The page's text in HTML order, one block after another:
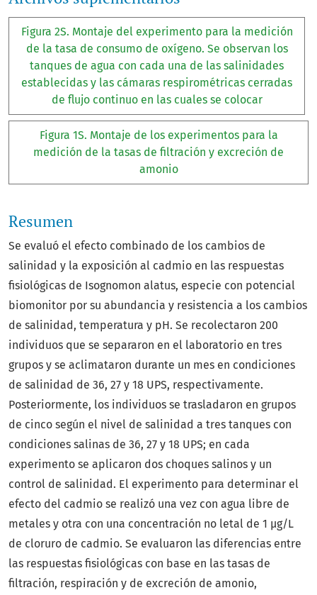
Figura 2S. Montaje del experimento para la medición
de la tasa de consumo de oxígeno. Se observan los
tanques de agua con cada una de las salinidades
establecidas y las cámaras respirométricas cerradas
de flujo continuo en las cuales se colocar
Figura 1S. Montaje de los experimentos para la
medición de la tasas de filtración y excreción de
amonio
Resumen
Se evaluó el efecto combinado de los cambios de
salinidad y la exposición al cadmio en las respuestas
fisiológicas de Isognomon alatus, especie con potencial
biomonitor por su abundancia y resistencia a los cambios
de salinidad, temperatura y pH. Se recolectaron 200
individuos que se separaron en el laboratorio en tres
grupos y se aclimataron durante un mes en condiciones
de salinidad de 36, 27 y 18 UPS, respectivamente.
Posteriormente, los individuos se trasladaron en grupos
de cinco según el nivel de salinidad a tres tanques con
condiciones salinas de 36, 27 y 18 UPS; en cada
experimento se aplicaron dos choques salinos y un
control de salinidad. El experimento para determinar el
efecto del cadmio se realizó una vez con agua libre de
metales y otra con una concentración no letal de 1 μg/L
de cloruro de cadmio. Se evaluaron las diferencias entre
las respuestas fisiológicas con base en las tasas de
filtración, respiración y de excreción de amonio,